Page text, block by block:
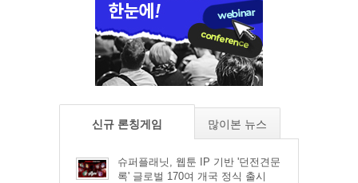
신규 론칭게임 많이본 뉴스
슈퍼플래닛, 웹툰 IP 기반 '던전견문
록' 글로벌 170여 개국 정식 출시